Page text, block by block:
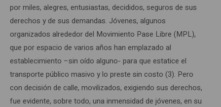
por miles, alegres, entusiastas, decididos, seguros de sus
derechos y de sus demandas. Jóvenes, algunos
organizados alrededor del Movimiento Pase Libre (MPL),
que por espacio de varios años han emplazado al
establecimiento –sin oído alguno- para que estatice el
transporte público masivo y lo preste sin costo (3). Pero
con decisión de calle, movilizados, exigiendo sus derechos,
fue evidente, sobre todo, una inmensidad de jóvenes, en su